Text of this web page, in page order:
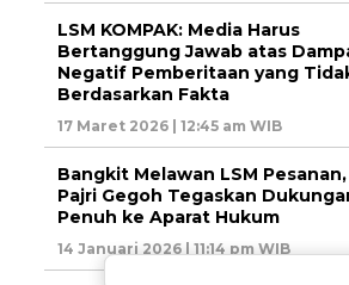
LSM KOMPAK: Media Harus
Bertanggung Jawab atas
Negatif Pemberitaan yang
Berdasarkan Fakta
17 Maret 2026 | 12:45 am WIB
Bangkit Melawan LSM Pesanan,
Pajri Gegoh Tegaskan
Penuh ke Aparat Hukum
14 Januari 2026 | 11:14 pm WIB